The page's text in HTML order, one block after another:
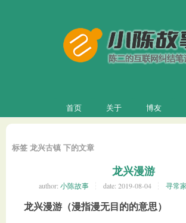
首页 关于 博友
标签 龙兴古镇 下的文章
龙兴漫游
author: 小陈故事 date: 2019-08-04 寻常家
龙兴漫游（漫指漫无目的的意思）